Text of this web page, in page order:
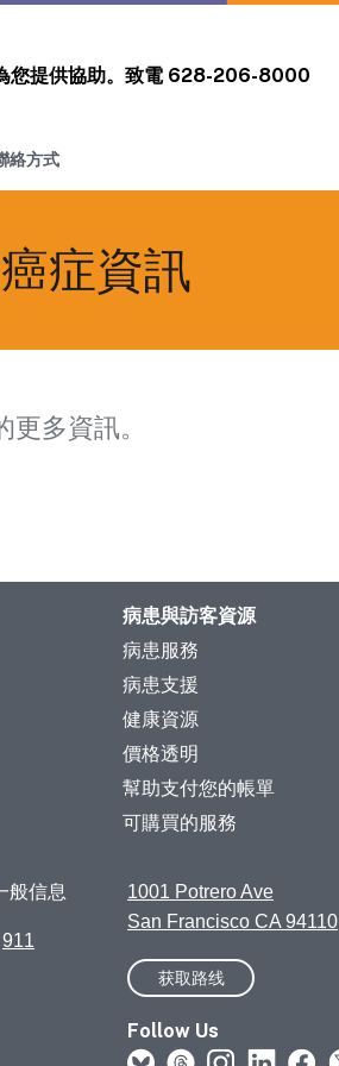
您提供協助。致電 628-206-8000
絡方式
症資訊
多資訊。
病患與訪客資源
病患服務
病患支援
健康資源
價格透明
幫助支付您的帳單
可購買的服務
般信息
911
1001 Potrero Ave
San Francisco CA 94110
获取路线
Follow Us